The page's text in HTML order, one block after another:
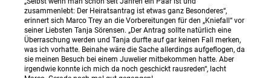
zusammenlebt: Der Heiratsantrag ist etwas ganz Besonderes“,
erinnert sich Marco Trey an die Vorbereitungen für den „Kniefall“ vor
seiner Liebsten Tanja Sörensen. „Der Antrag sollte natürlich eine
Überraschung werden und Tanja durfte auf gar keinen Fall merken,
was ich vorhatte. Beinahe wäre die Sache allerdings aufgeflogen, da
sie meinen Besuch bei einem Juwelier mitbekommen hatte. Aber
irgendwie konnte ich mich da noch geschickt rausreden“, lacht